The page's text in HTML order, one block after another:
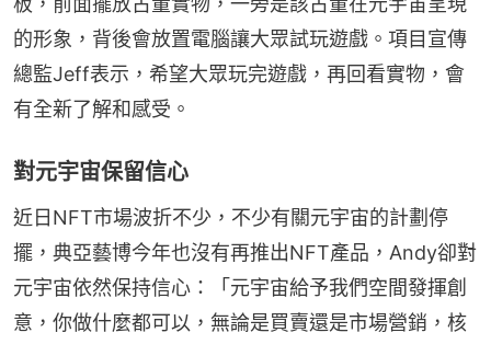
的形象，背後會放置電腦讓大眾試玩遊戲。項目宣傳
總監Jeff表示，希望大眾玩完遊戲，再回看實物，會
有全新了解和感受。
對元宇宙保留信心
近日NFT市場波折不少，不少有關元宇宙的計劃停
擺，典亞藝博今年也沒有再推出NFT產品，Andy卻對
元宇宙依然保持信心：「元宇宙給予我們空間發揮創
意，你做什麼都可以，無論是買賣還是市場營銷，核